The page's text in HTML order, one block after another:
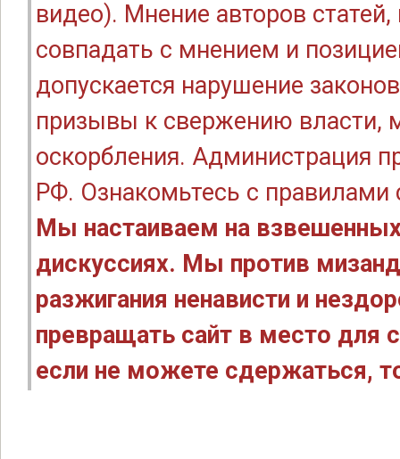
видео). Мнение авторов
совпадать с мнением и
допускается нарушение
призывы к свержению власти,
оскорбления. Администрация
РФ. Ознакомьтесь с правилами
Мы настаиваем на
дискуссиях. Мы против
разжигания ненависти и
превращать сайт в место для
если не можете сдержаться,